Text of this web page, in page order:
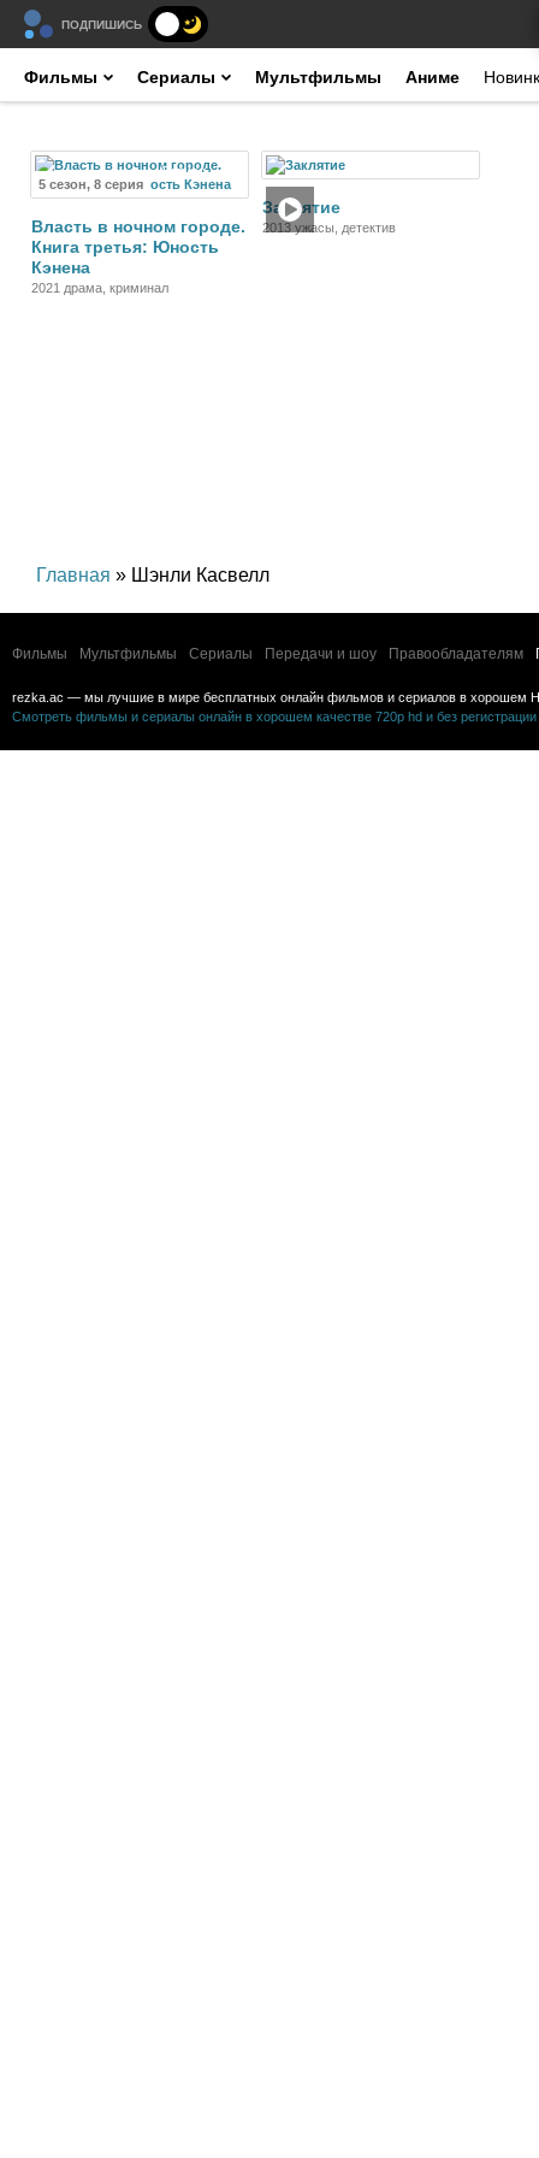
ПОДПИШИСЬ
Фильмы Сериалы Мультфильмы Аниме
5 сезон, 8 серия
Сериал
Власть в ночном городе.
Книга третья: Юность
Кэнена
2021 драма, криминал
Заклятие
2013 ужасы, детектив
Главная » Шэнли Касвелл
Фильмы Мультфильмы Сериалы Передачи и шоу Правообладателям
rezka.ac — мы лучшие в мире бесплатных онлайн фильмов и сериалов в хорошем
Смотреть фильмы и сериалы онлайн в хорошем качестве 720p hd и без